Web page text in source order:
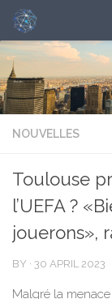
NOUVELLES
Toulouse
l’UEFA ?
jouerons»,
BY · 30 APRIL 2023
Malgré la